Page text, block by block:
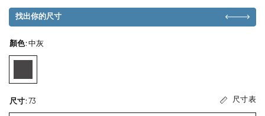
找出你的尺寸
顏色: 中灰
尺寸: 73 尺寸表